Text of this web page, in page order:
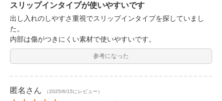
スリップインタイプが使いやすいです
出し入れのしやすさ重視でスリップインタイプを探していまし
た。
内部は傷がつきにくい素材で使いやすいです。
参考になった
匿名 さん （2025/6/15にレビュー）